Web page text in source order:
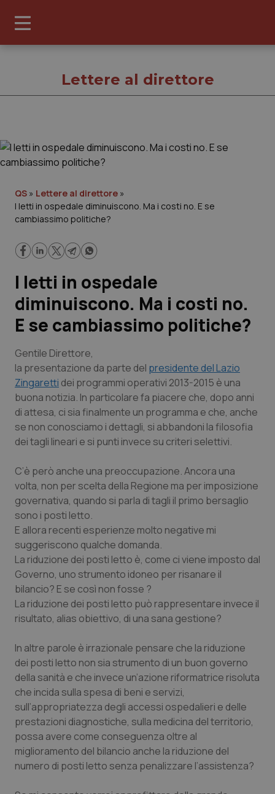
Governo e Parlamento
Regioni e Asl
Lavoro e Professioni
Scienza e Farmaci
Studi e Analisi
Lettere al direttore
Edizioni Regionali
QS Pro
Professionisti Sanitari.AI
Abruzzo
Basilicata
Calabria
Campania
Emilia-Romagna
Friuli Venezia Giulia
Lazio
Liguria
Lombardia
QS Pro Gold
Artrite & artrosi
Asma & BPCO
Car-T
Colesterolo & coronaropatie
Dermatite Atopica
Diabete & glucometri
Disturbi dell’umore
Dolore
QS Club Newsletter
Lettere al direttore
QS » Lettere al direttore »
I letti in ospedale diminuiscono. Ma i costi no. E se
cambiassimo politiche?
I letti in ospedale
diminuiscono. Ma i costi no.
E se cambiassimo politiche?
Gentile Direttore,
la presentazione da parte del presidente del Lazio
Zingaretti dei programmi operativi 2013-2015 è una
buona notizia. In particolare fa piacere che, dopo anni
di attesa, ci sia finalmente un programma e che, anche
se non conosciamo i dettagli, si abbandoni la filosofia
dei tagli lineari e si punti invece su criteri selettivi.
C’è però anche una preoccupazione. Ancora una
volta, non per scelta della Regione ma per imposizione
governativa, quando si parla di tagli il primo bersaglio
sono i posti letto.
E allora recenti esperienze molto negative mi
suggeriscono qualche domanda.
La riduzione dei posti letto è, come ci viene imposto dal
Governo, uno strumento idoneo per risanare il
bilancio? E se così non fosse ?
La riduzione dei posti letto può rappresentare invece il
risultato, alias obiettivo, di una sana gestione?
In altre parole è irrazionale pensare che la riduzione
dei posti letto non sia strumento di un buon governo
della sanità e che invece un’azione riformatrice risoluta
che incida sulla spesa di beni e servizi,
sull’appropriatezza degli accessi ospedalieri e delle
prestazioni diagnostiche, sulla medicina del territorio,
possa avere come conseguenza oltre al
miglioramento del bilancio anche la riduzione del
numero di posti letto senza penalizzare l’assistenza?